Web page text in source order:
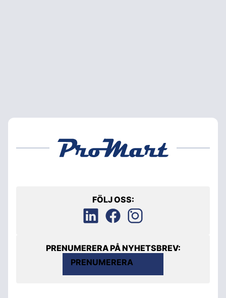
FÖLJ OSS:
PRENUMERERA PÅ NYHETSBREV:
PRENUMERERA